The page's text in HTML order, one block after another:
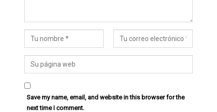
Save my name, email, and website in this browser for the
next time I comment.